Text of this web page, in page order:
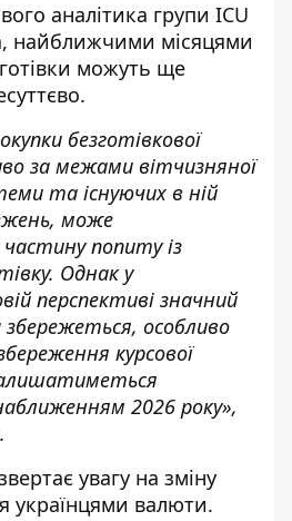
аналітика групи ICU
найближчими місяцями
можуть ще
безготівкової
за межами вітчизняної
та існуючих в ній
може
попиту із
Однак у
перспективі значний
особливо
курсової
2026 року»,
увагу на зміну
українцями валюти.